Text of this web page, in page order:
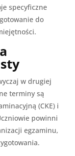
specyficzne
do
w drugiej
terminy są
(CKE) i
powinni
egzaminu,